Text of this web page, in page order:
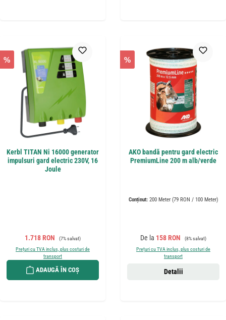
%
Kerbl TITAN Ni 16000 generator
impulsuri gard electric 230V, 16
Joule
Preț de vânzare:
1.718 RON Preț obișnuit:
(7% salvat)
Prețuri cu TVA inclus, plus costuri de
transport
ADAUGĂ ÎN COȘ
%
AKO bandă pentru gard electric
PremiumLine 200 m alb/verde
Conținut: 200 Meter (79 RON / 100 Meter)
Preț de vânzare:
De la 158 RON Preț obișnuit:
(8% salvat)
Prețuri cu TVA inclus, plus costuri de
transport
Detalii